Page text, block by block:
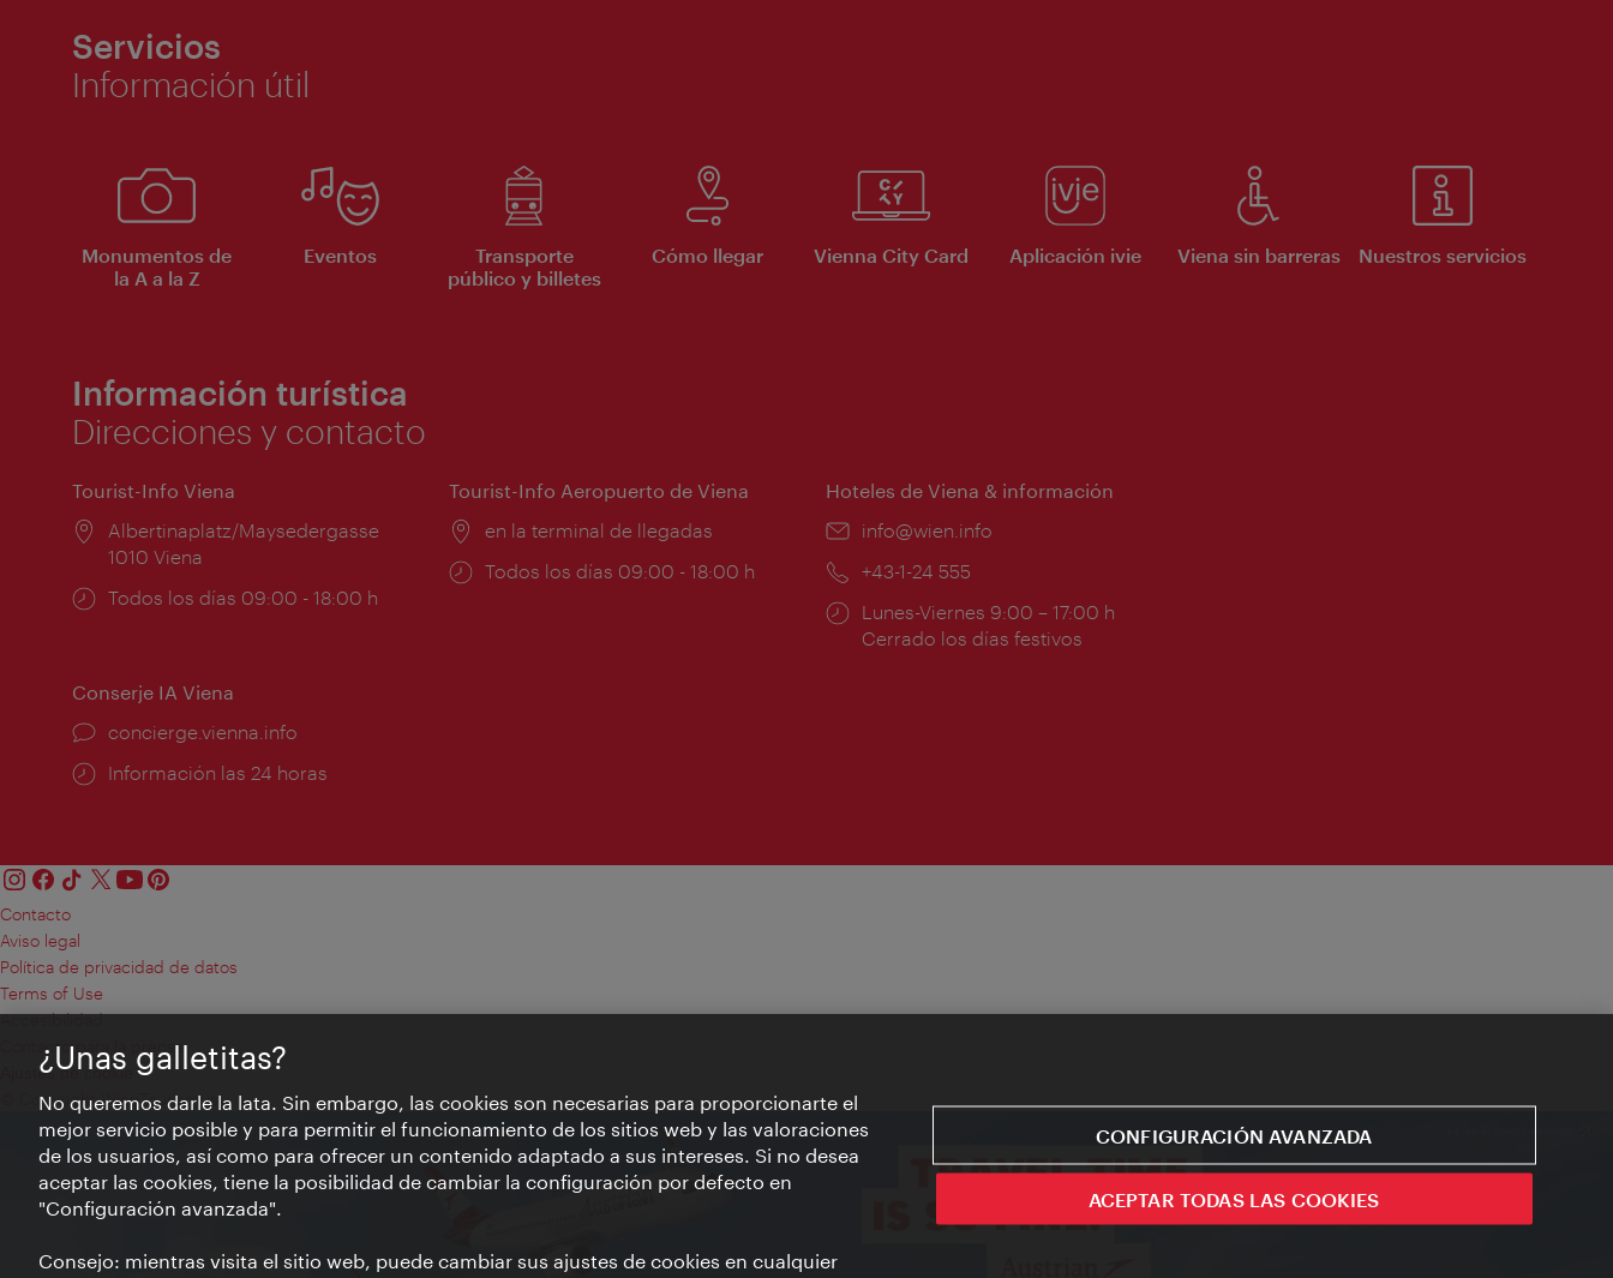
Servicios
Información útil
Monumentos de
la A a la Z
Eventos
Transporte
público y billetes
Cómo llegar Vienna City Card Aplicación ivie Viena sin barreras Nuestros servicios
Información turística
Direcciones y contacto
Tourist-Info Viena
Lugar:
Albertinaplatz/Maysedergasse
1010 Viena
Horarios
Todos los días 09:00 - 18:00 h
Tourist-Info Aeropuerto de Viena
Lugar:
en la terminal de llegadas
Horarios
Todos los días 09:00 - 18:00 h
Hoteles de Viena & información
e-
info@wien.info
Teléfono:
+43-1-24 555
Horarios
de
Lunes-Viernes 9:00 – 17:00 h
Cerrado los días festivos
Conserje IA Viena
concierge.vienna.info
Información las 24 horas
Contacto
Aviso legal
Política de privacidad de datos
Terms of Use
Accesibilidad
Contacto para la prensa
Ajustes de cookie
© Copyright WienTourismus
¿Unas galletitas?
No queremos darle la lata. Sin embargo, las cookies son necesarias para proporcionarte el
mejor servicio posible y para permitir el funcionamiento de los sitios web y las valoraciones
de los usuarios, así como para ofrecer un contenido adaptado a sus intereses. Si no desea
aceptar las cookies, tiene la posibilidad de cambiar la configuración por defecto en
"Configuración avanzada".
Consejo: mientras visita el sitio web, puede cambiar sus ajustes de cookies en cualquier
CONFIGURACIÓN AVANZADA
ACEPTAR TODAS LAS COOKIES